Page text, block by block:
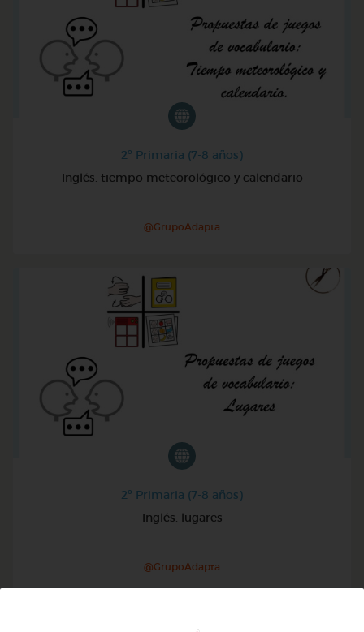
2º Primaria (7-8 años)
Inglés: tiempo meteorológico y calendario
@GrupoAdapta
2º Primaria (7-8 años)
Inglés: lugares
@GrupoAdapta